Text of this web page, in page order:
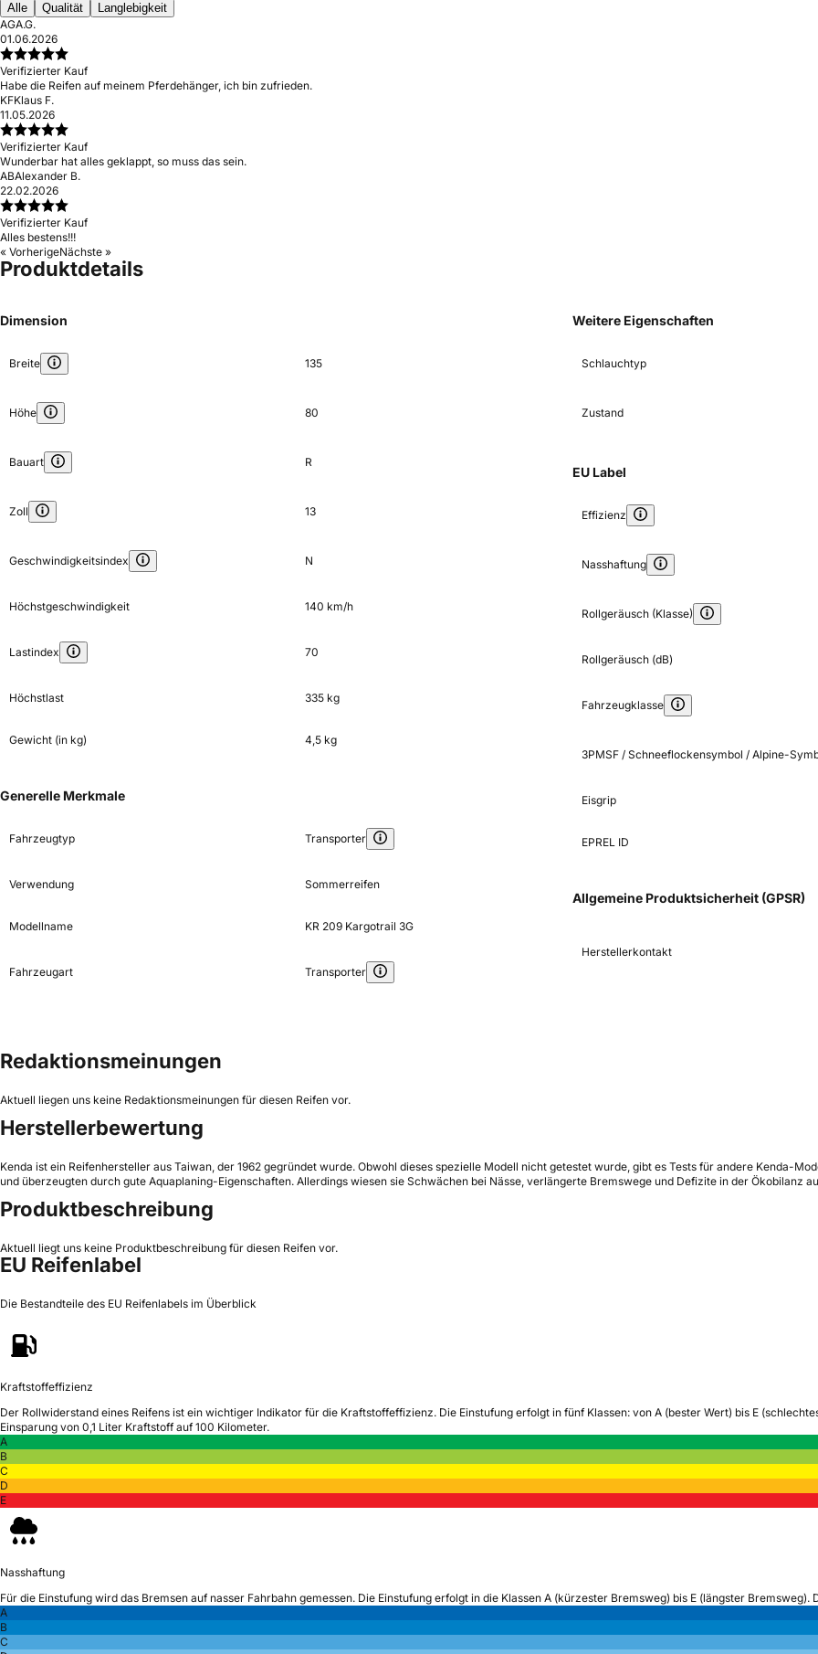
Alle
Qualität
Langlebigkeit
AGA.G.
01.06.2026
Verifizierter Kauf
Habe die Reifen auf meinem Pferdehänger, ich bin zufrieden.
KFKlaus F.
11.05.2026
Verifizierter Kauf
Wunderbar hat alles geklappt, so muss das sein.
ABAlexander B.
22.02.2026
Verifizierter Kauf
Alles bestens!!!
« VorherigeNächste »
Produktdetails
Dimension
Breite 135
Höhe 80
Bauart R
Zoll 13
Geschwindigkeitsindex N
Höchstgeschwindigkeit 140 km/h
Lastindex 70
Höchstlast 335 kg
Gewicht (in kg) 4,5 kg
Generelle Merkmale
Fahrzeugtyp Transporter
Verwendung Sommerreifen
Modellname KR 209 Kargotrail 3G
Fahrzeugart Transporter
Weitere Eigenschaften
Schlauchtyp
Zustand
EU Label
Effizienz
Nasshaftung
Rollgeräusch (Klasse)
Rollgeräusch (dB)
Fahrzeugklasse
3PMSF / Schneeflockensymbol / Alpine-
Eisgrip
EPREL ID
Allgemeine Produktsicherheit (GPSR)
Herstellerkontakt
Redaktionsmeinungen
Aktuell liegen uns keine Redaktionsmeinungen für diesen Reifen vor.
Herstellerbewertung
Kenda ist ein Reifenhersteller aus Taiwan, der 1962 gegründet wurde. Obwohl dieses spezielle Modell nicht getestet wurde, gibt es Tests für andere Kenda-
und überzeugten durch gute Aquaplaning-Eigenschaften. Allerdings wiesen sie Schwächen bei Nässe, verlängerte Bremswege und Defizite in der Ökobilanz
Produktbeschreibung
Aktuell liegt uns keine Produktbeschreibung für diesen Reifen vor.
EU Reifenlabel
Die Bestandteile des EU Reifenlabels im Überblick
Kraftstoffeffizienz
Der Rollwiderstand eines Reifens ist ein wichtiger Indikator für die Kraftstoffeffizienz. Die Einstufung erfolgt in fünf Klassen: von A (bester Wert) bis E
Einsparung von 0,1 Liter Kraftstoff auf 100 Kilometer.
A
B
C
D
E
Nasshaftung
Für die Einstufung wird das Bremsen auf nasser Fahrbahn gemessen. Die Einstufung erfolgt in die Klassen A (kürzester Bremsweg) bis E (längster
A
B
C